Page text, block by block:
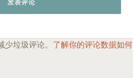
垃圾评论。 了解你的评论数据如何